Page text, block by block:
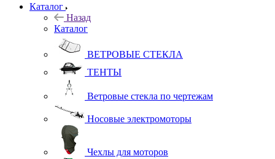
Каталог
Назад
Каталог
ВЕТРОВЫЕ СТЕКЛА
ТЕНТЫ
Ветровые стекла по чертежам
Носовые электромоторы
Чехлы для моторов